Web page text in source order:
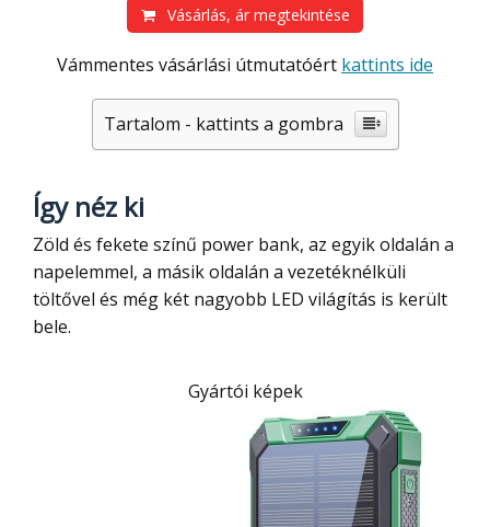
Vásárlás, ár megtekintése
Vámmentes vásárlási útmutatóért kattints ide
Tartalom - kattints a gombra
Így néz ki
Zöld és fekete színű power bank, az egyik oldalán a
napelemmel, a másik oldalán a vezetéknélküli
töltővel és még két nagyobb LED világítás is került
bele.
Gyártói képek